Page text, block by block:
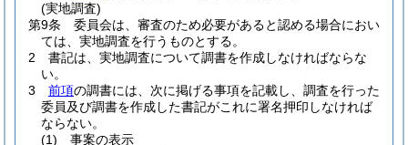
(実地調査)
第9条
委員会は、審査のため必要があると認める場合におい
ては、実地調査を行うものとする。
2
書記は、実地調査について調書を作成しなければならな
い。
3
前項の調書には、次に掲げる事項を記載し、調査を行った
委員及び調書を作成した書記がこれに署名押印しなければ
ならない。
(1)
事案の表示